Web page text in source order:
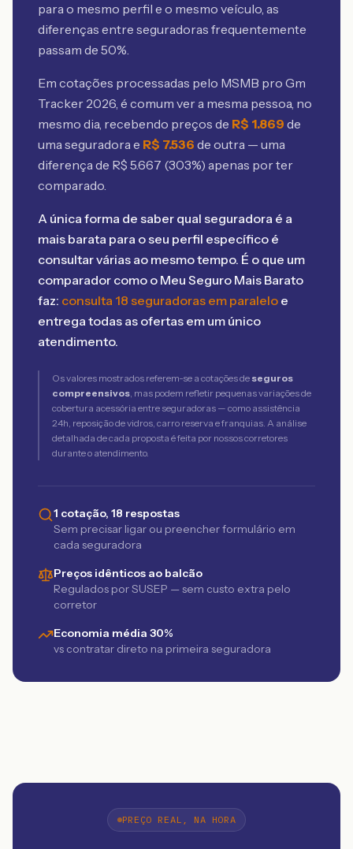
para o mesmo perfil e o mesmo veículo, as
diferenças entre seguradoras frequentemente
passam de 50%.
Em cotações processadas pelo MSMB pro Gm
Tracker 2026, é comum ver a mesma pessoa, no
mesmo dia, recebendo preços de R$ 1.869 de
uma seguradora e R$ 7.536 de outra — uma
diferença de R$ 5.667 (303%) apenas por ter
comparado.
A única forma de saber qual seguradora é a
mais barata para o seu perfil específico é
consultar várias ao mesmo tempo. É o que um
comparador como o Meu Seguro Mais Barato
faz: consulta 18 seguradoras em paralelo e
entrega todas as ofertas em um único
atendimento.
Os valores mostrados referem-se a cotações de seguros
compreensivos, mas podem refletir pequenas variações de
cobertura acessória entre seguradoras — como assistência
24h, reposição de vidros, carro reserva e franquias. A análise
detalhada de cada proposta é feita por nossos corretores
durante o atendimento.
1 cotação, 18 respostas
Sem precisar ligar ou preencher formulário em
cada seguradora
Preços idênticos ao balcão
Regulados por SUSEP — sem custo extra pelo
corretor
Economia média 30%
vs contratar direto na primeira seguradora
PREÇO REAL, NA HORA